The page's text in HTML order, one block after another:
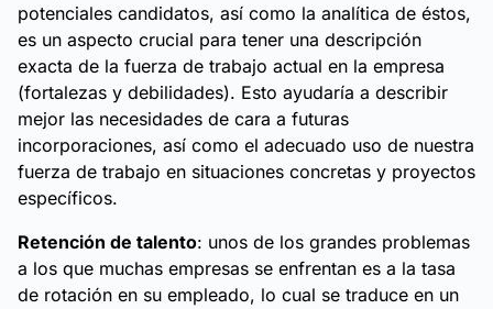
potenciales candidatos, así como la analítica de éstos,
es un aspecto crucial para tener una descripción
exacta de la fuerza de trabajo actual en la empresa
(fortalezas y debilidades). Esto ayudaría a describir
mejor las necesidades de cara a futuras
incorporaciones, así como el adecuado uso de nuestra
fuerza de trabajo en situaciones concretas y proyectos
específicos.
Retención de talento: unos de los grandes problemas
a los que muchas empresas se enfrentan es a la tasa
de rotación en su empleado, lo cual se traduce en un